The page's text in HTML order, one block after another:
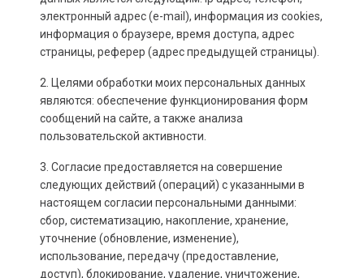
электронный адрес (e-mail), информация из cookies,
информация о браузере, время доступа, адрес
страницы, реферер (адрес предыдущей страницы).
2. Целями обработки моих персональных данных
являются: обеспечение функционирования форм
сообщений на сайте, а также анализа
пользовательской активности.
3. Согласие предоставляется на совершение
следующих действий (операций) с указанными в
настоящем согласии персональными данными:
сбор, систематизацию, накопление, хранение,
уточнение (обновление, изменение),
использование, передачу (предоставление,
доступ), блокирование, удаление, уничтожение,